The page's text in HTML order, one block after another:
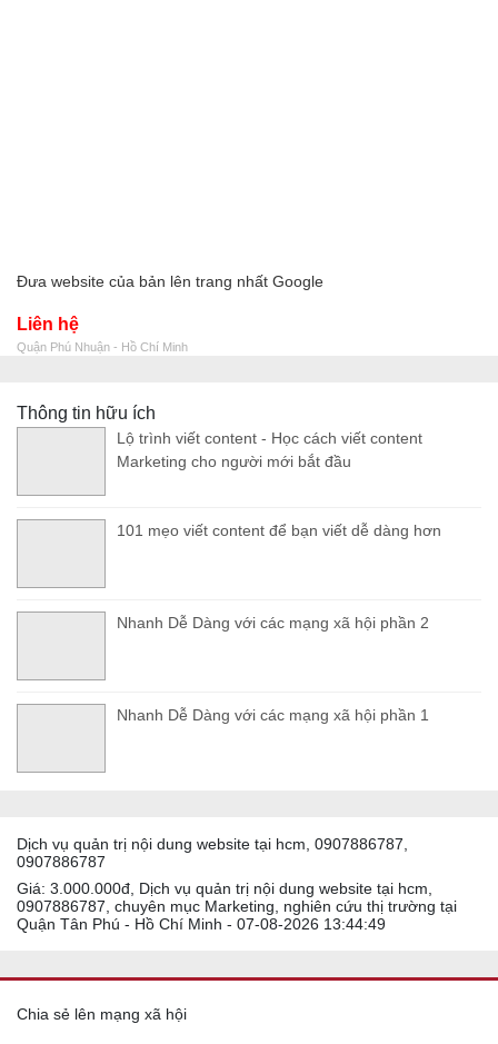
Đưa website của bản lên trang nhất Google
Liên hệ
Quận Phú Nhuận - Hồ Chí Minh
Thông tin hữu ích
Lộ trình viết content - Học cách viết content
Marketing cho người mới bắt đầu
101 mẹo viết content để bạn viết dễ dàng hơn
Nhanh Dễ Dàng với các mạng xã hội phần 2
Nhanh Dễ Dàng với các mạng xã hội phần 1
Dịch vụ quản trị nội dung website tại hcm, 0907886787,
0907886787
Giá: 3.000.000đ, Dịch vụ quản trị nội dung website tại hcm,
0907886787, chuyên mục Marketing, nghiên cứu thị trường tại
Quận Tân Phú - Hồ Chí Minh - 07-08-2026 13:44:49
Chia sẻ lên mạng xã hội